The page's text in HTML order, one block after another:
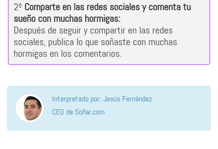
2º Comparte en las redes sociales y comenta tu
sueño con muchas hormigas:
Después de seguir y compartir en las redes
sociales, publica lo que soñaste con muchas
hormigas en los comentarios.
Interpretado por: Jesús Fernández
CEO de Soñar.com